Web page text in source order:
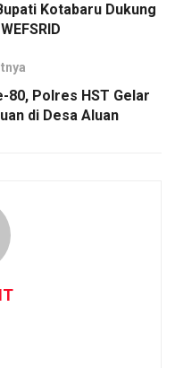
Kotabaru Dukung
80, Polres HST Gelar
di Desa Aluan